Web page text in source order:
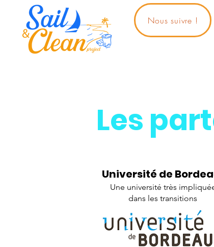
Nous suivre !
Les
Université de
Une université très
dans les transitions